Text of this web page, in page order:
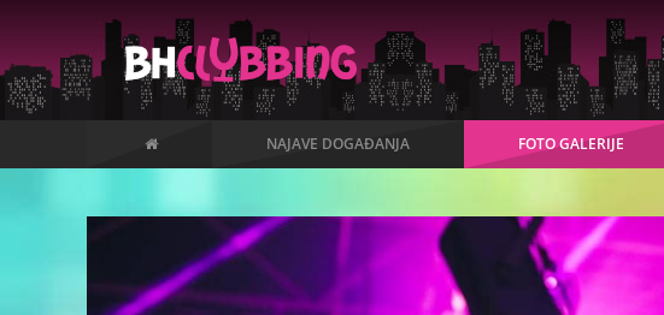
NAJAVE DOGAĐANJA FOTO GALERIJE